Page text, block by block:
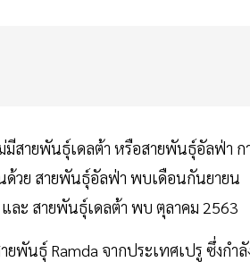
สายพันธุ์เดลต้า หรือสายพันธุ์อัลฟ่า ก
วย สายพันธุ์อัลฟ่า พบเดือนกันยายน
ะ สายพันธุ์เดลต้า พบ ตุลาคม 2563
พันธุ์ Ramda จากประเทศเปรู ซึ่งกำลั